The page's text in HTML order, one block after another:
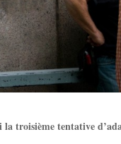
la troisième tentative